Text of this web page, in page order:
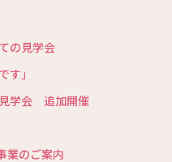
の見学会
す」
学会 追加開催
業のご案内